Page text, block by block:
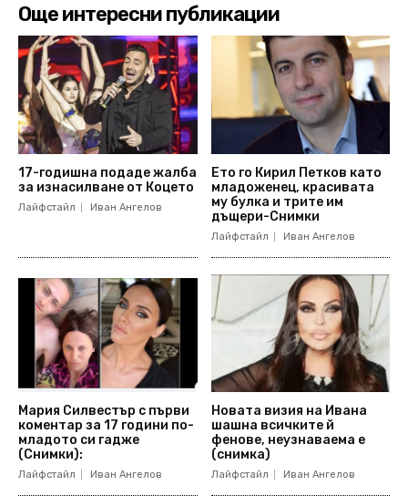
Още интересни публикации
17-годишна подаде жалба
за изнасилване от Коцето
Лайфстайл Иван Ангелов
Ето го Кирил Петков като
младоженец, красивата
му булка и трите им
дъщери-Снимки
Лайфстайл Иван Ангелов
Мария Силвестър с първи
коментар за 17 години по-
младото си гадже
(Снимки):
Лайфстайл Иван Ангелов
Новата визия на Ивана
шашна всичките й
фенове, неузнаваема е
(снимка)
Лайфстайл Иван Ангелов